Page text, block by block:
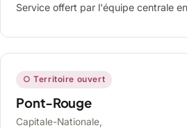
Service offert par l'équipe centrale
○ Territoire ouvert
Pont-Rouge
Capitale-Nationale,